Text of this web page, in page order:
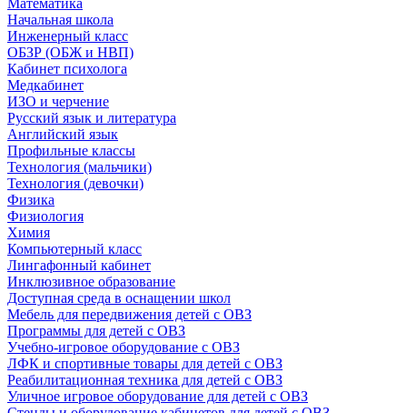
Математика
Начальная школа
Инженерный класс
ОБЗР (ОБЖ и НВП)
Кабинет психолога
Медкабинет
ИЗО и черчение
Русский язык и литература
Английский язык
Профильные классы
Технология (мальчики)
Технология (девочки)
Физика
Физиология
Химия
Компьютерный класс
Лингафонный кабинет
Инклюзивное образование
Доступная среда в оснащении школ
Мебель для передвижения детей с ОВЗ
Программы для детей с ОВЗ
Учебно-игровое оборудование с ОВЗ
ЛФК и спортивные товары для детей с ОВЗ
Реабилитационная техника для детей с ОВЗ
Уличное игровое оборудование для детей с ОВЗ